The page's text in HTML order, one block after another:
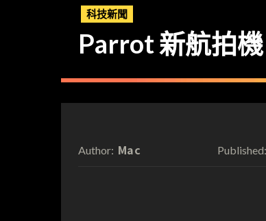
科技新聞
Parrot 新航拍
Author: Mac Published: